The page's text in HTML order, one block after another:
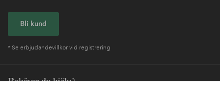
Bli kund
* Se erbjudandevillkor vid registrering
Behöver du hjälp?